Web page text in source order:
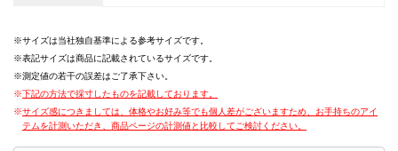
サイズは当社独自基準による参考サイズです。
表記サイズは商品に記載されているサイズです。
測定値の若干の誤差はご了承下さい。
下記の方法で採寸したものを記載しております。
サイズ感につきましては、体格やお好み等でも個人差がございますため、お手持ちのアイ
テムを計測いただき、商品ページの計測値と比較してご検討ください。